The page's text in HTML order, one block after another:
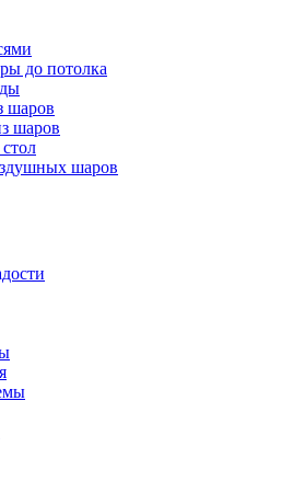
до потолка
шаров
шаров
шаров